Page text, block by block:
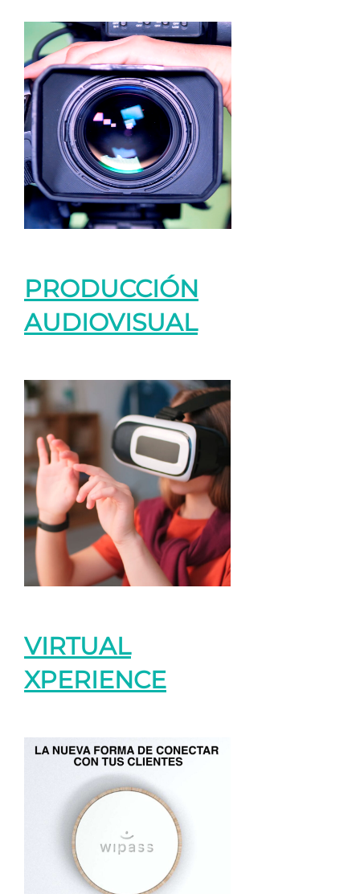
PRODUCCIÓN
AUDIOVISUAL
VIRTUAL
XPERIENCE